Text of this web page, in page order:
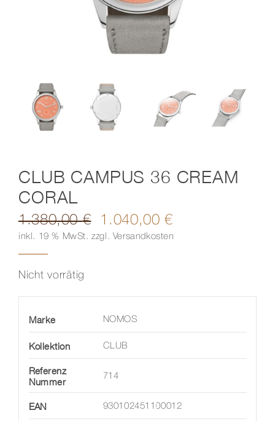
CLUB CAMPUS 36 CREAM
CORAL
1.380,00€
Ursprünglicher
Preis
war:
1.380,00 €
1.040,00€
Aktueller
Preis
ist:
1.040,00 €.
inkl. 19 % MwSt. zzgl. Versandkosten
Nicht vorrätig
Marke NOMOS
Kollektion CLUB
Referenz
Nummer
714
EAN 930102451100012